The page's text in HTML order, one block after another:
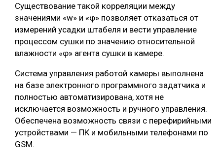
Существование такой корреляции между
значениями «w» и «φ» позволяет отказаться от
измерений усадки штабеля и вести управление
процессом сушки по значению относительной
влажности «φ» агента сушки в камере.
Система управления работой камеры выполнена
на базе электронного программного задатчика и
полностью автоматизирована, хотя не
исключается возможность и ручного управления.
Обеспечена возможность связи с перефирийными
устройствами — ПК и мобильными телефонами по
GSM.